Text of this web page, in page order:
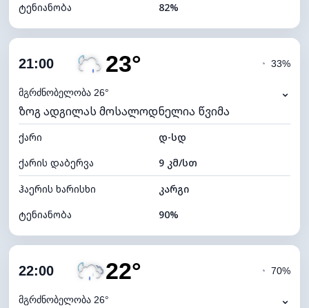
ტენიანობა
82%
ღრუბლიანობა
ნამის წერტილი
ხილვადობა
10 კმ
განათების ინდექსი 4 (მკრთალი)
ღრუბლის სიმაღლე 6480 მ
21:00 23°
მგრძნობელობა 26°
◔ 33%
⌄
ზოგ ადგილას მოსალოდნელია წვიმა
ქარი
დ-სდ
ქარის დაბერვა
9 კმ/სთ
ჰაერის ხარისხი
კარგი
ტენიანობა
90%
ღრუბლიანობა
ნამის წერტილი
22:00 22°
მგრძნობელობა 26°
◔ 70%
⌄